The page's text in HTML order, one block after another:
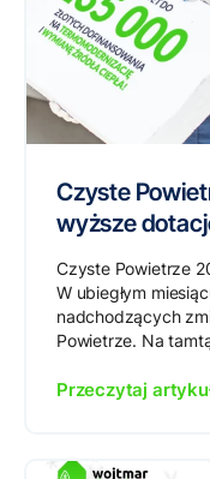
Czyste
wyższe
Czyste Powietrze
W ubiegłym
nadchodzących
Powietrze. Na
Przeczytaj